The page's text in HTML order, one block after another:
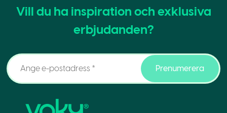
Vill du ha inspiration och exklusiva
erbjudanden?
Prenumerera